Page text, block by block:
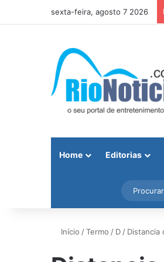
sexta-feira, agosto 7 2026
Home Editorias
Instagram
Barra
Início /Termo / D / Distancia